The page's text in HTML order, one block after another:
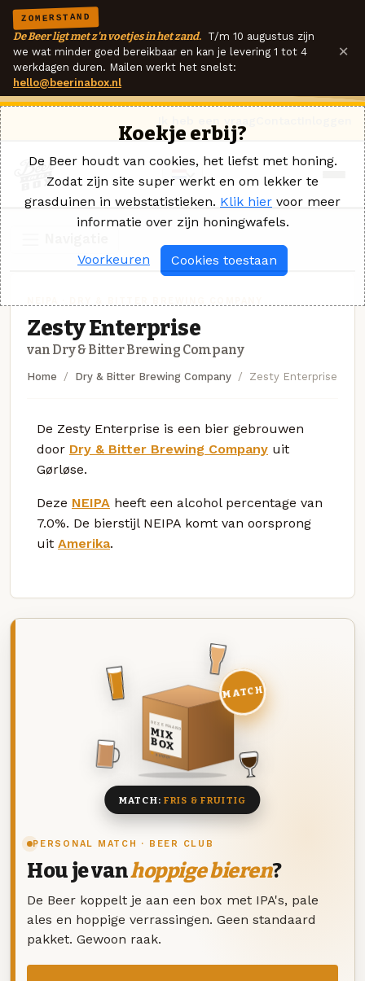
ZOMERSTAND
De Beer ligt met z'n voetjes in het zand. T/m 10 augustus zijn
we wat minder goed bereikbaar en kan je levering 1 tot 4
werkdagen duren. Mailen werkt het snelst:
hello@beerinabox.nl
×
Zesty Enterprise
van Dry & Bitter Brewing Company
Home Dry & Bitter Brewing Company Zesty Enterprise
De Zesty Enterprise is een bier gebrouwen
door Dry & Bitter Brewing Company uit
Gørløse.
Deze NEIPA heeft een alcohol percentage van
7.0%. De bierstijl NEIPA komt van oorsprong
uit Amerika.
PERSONAL MATCH · BEER CLUB
Hou je vanhoppige bieren?
De Beer koppelt je aan een box met IPA's, pale
ales en hoppige verrassingen. Geen standaard
pakket. Gewoon raak.
DEZE MAAND
MIX
BOX
8 BIEREN
MATCH
MATCH: FRIS & FRUITIG
Koekje erbij?
De Beer houdt van cookies, het liefst met honing.
Zodat zijn site super werkt en om lekker te
grasduinen in webstatistieken. Klik hier voor meer
informatie over zijn honingwafels.
Voorkeuren Cookies toestaan